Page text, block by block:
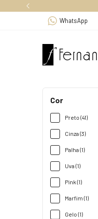
WhatsApp
Cor
Preto (41)
Cinza (3)
Palha (1)
Uva (1)
Pink (1)
Marfim (1)
Gelo (1)